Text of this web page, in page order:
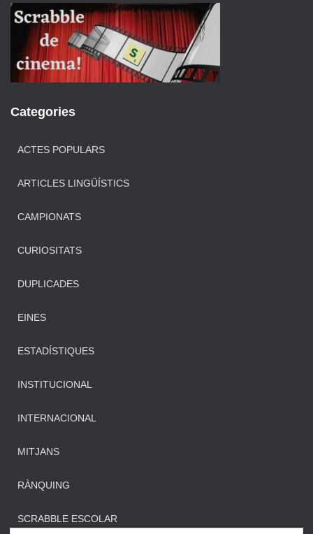
Categories
ACTES POPULARS
ARTICLES LINGÜÍSTICS
CAMPIONATS
CURIOSITATS
DUPLICADES
EINES
ESTADÍSTIQUES
INSTITUCIONAL
INTERNACIONAL
MITJANS
RÀNQUING
SCRABBLE ESCOLAR